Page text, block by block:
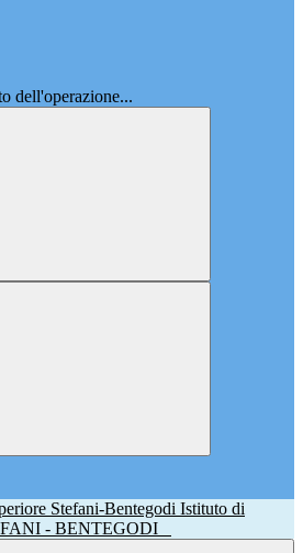
dell'operazione...
Istituto di
- BENTEGODI